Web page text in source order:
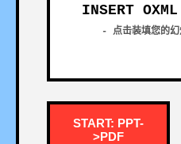
INSERT
- 点击装填您的
START: PPT-
>PDF